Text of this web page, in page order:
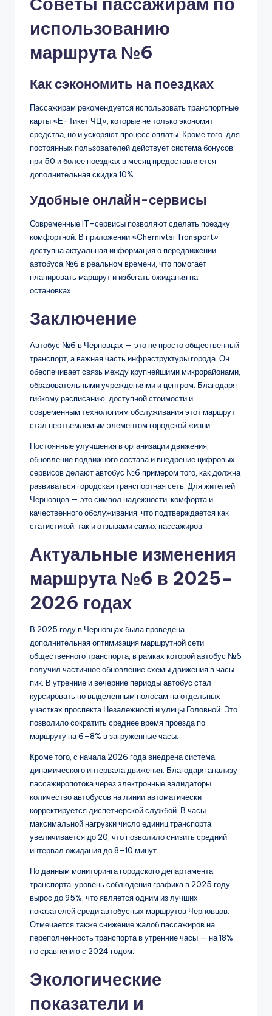
использованию
маршрута №6
Как сэкономить на поездках
Пассажирам рекомендуется использовать транспортные
карты «Е-Тикет ЧЦ», которые не только экономят
средства, но и ускоряют процесс оплаты. Кроме того, для
постоянных пользователей действует система бонусов:
при 50 и более поездках в месяц предоставляется
дополнительная скидка 10%.
Удобные онлайн-сервисы
Современные IT-сервисы позволяют сделать поездку
комфортной. В приложении «Chernivtsi Transport»
доступна актуальная информация о передвижении
автобуса №6 в реальном времени, что помогает
планировать маршрут и избегать ожидания на
остановках.
Заключение
Автобус №6 в Черновцах — это не просто общественный
транспорт, а важная часть инфраструктуры города. Он
обеспечивает связь между крупнейшими микрорайонами,
образовательными учреждениями и центром. Благодаря
гибкому расписанию, доступной стоимости и
современным технологиям обслуживания этот маршрут
стал неотъемлемым элементом городской жизни.
Постоянные улучшения в организации движения,
обновление подвижного состава и внедрение цифровых
сервисов делают автобус №6 примером того, как должна
развиваться городская транспортная сеть. Для жителей
Черновцов — это символ надежности, комфорта и
качественного обслуживания, что подтверждается как
статистикой, так и отзывами самих пассажиров.
Актуальные изменения
маршрута №6 в 2025–
2026 годах
В 2025 году в Черновцах была проведена
дополнительная оптимизация маршрутной сети
общественного транспорта, в рамках которой автобус №6
получил частичное обновление схемы движения в часы
пик. В утренние и вечерние периоды автобус стал
курсировать по выделенным полосам на отдельных
участках проспекта Незалежності и улицы Головной. Это
позволило сократить среднее время проезда по
маршруту на 6–8% в загруженные часы.
Кроме того, с начала 2026 года внедрена система
динамического интервала движения. Благодаря анализу
пассажиропотока через электронные валидаторы
количество автобусов на линии автоматически
корректируется диспетчерской службой. В часы
максимальной нагрузки число единиц транспорта
увеличивается до 20, что позволило снизить средний
интервал ожидания до 8–10 минут.
По данным мониторинга городского департамента
транспорта, уровень соблюдения графика в 2025 году
вырос до 95%, что является одним из лучших
показателей среди автобусных маршрутов Черновцов.
Отмечается также снижение жалоб пассажиров на
переполненность транспорта в утренние часы — на 18%
по сравнению с 2024 годом.
Экологические
показатели и